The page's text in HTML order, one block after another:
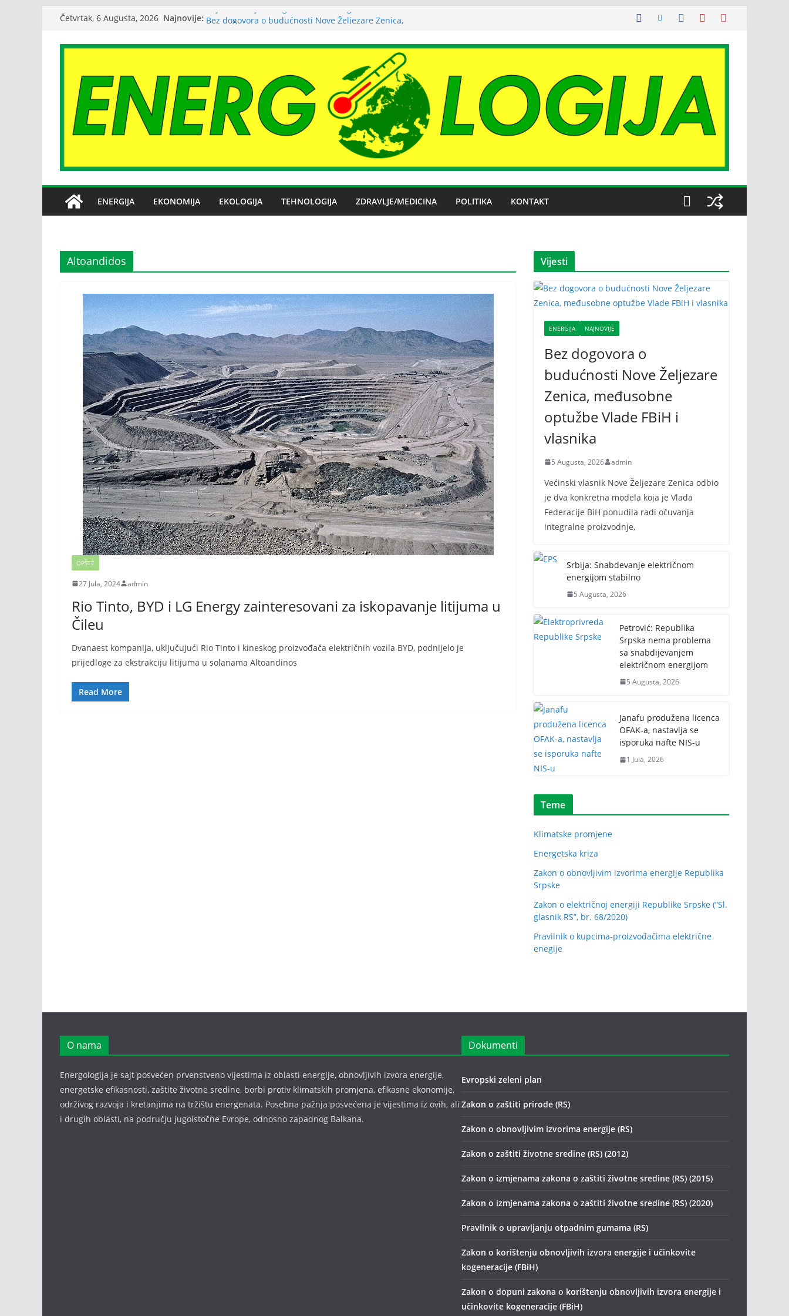
content
Četvrtak, 6 Augusta, 2026 Najnovije: Čajniče dobija energetski efikasnu zgradu
Srbija: Snabdevanje električnom energijom stabilno
Petrović: Republika Srpska nema problema sa
snabdijevanjem električnom energijom
Janafu produžena licenca OFAK-a, nastavlja se isporuka
nafte NIS-u
ENERGIJA EKONOMIJA EKOLOGIJA TEHNOLOGIJA ZDRAVLJE/MEDICINA POLITIKA KONTAKT
Altoandidos
OPŠTE
27 Jula, 2024 admin
Rio Tinto, BYD i LG Energy zainteresovani za iskopavanje litijuma u
Čileu
Dvanaest kompanija, uključujući Rio Tinto i kineskog proizvođača električnih vozila BYD, podnijelo je
prijedloge za ekstrakciju litijuma u solanama Altoandinos
Read More
Vijesti
ENERGIJA NAJNOVIJE
Bez dogovora o
budućnosti Nove Željezare
Zenica, međusobne
optužbe Vlade FBiH i
vlasnika
5 Augusta, 2026 admin
Većinski vlasnik Nove Željezare Zenica odbio
je dva konkretna modela koja je Vlada
Federacije BiH ponudila radi očuvanja
integralne proizvodnje,
Srbija: Snabdevanje električnom
energijom stabilno
5 Augusta, 2026
Petrović: Republika
Srpska nema problema
sa snabdijevanjem
električnom energijom
5 Augusta, 2026
Janafu produžena licenca
OFAK-a, nastavlja se
isporuka nafte NIS-u
1 Jula, 2026
Teme
Klimatske promjene
Energetska kriza
Zakon o obnovljivim izvorima energije Republika
Srpske
Zakon o električnoj energiji Republike Srpske (“Sl.
glasnik RS”, br. 68/2020)
Pravilnik o kupcima-proizvođačima električne
enegije
O nama
Energologija je sajt posvećen prvenstveno vijestima iz oblasti energije, obnovljivih izvora energije,
energetske efikasnosti, zaštite životne sredine, borbi protiv klimatskih promjena, efikasne ekonomije,
održivog razvoja i kretanjima na tržištu energenata. Posebna pažnja posvećena je vijestima iz ovih, ali
i drugih oblasti, na području jugoistočne Evrope, odnosno zapadnog Balkana.
Dokumenti
Evropski zeleni plan
Zakon o zaštiti prirode (RS)
Zakon o obnovljivim izvorima energije (RS)
Zakon o zaštiti životne sredine (RS) (2012)
Zakon o izmjenama zakona o zaštiti životne sredine (RS) (2015)
Zakon o izmjenama zakona o zaštiti životne sredine (RS) (2020)
Pravilnik o upravljanju otpadnim gumama (RS)
Zakon o korištenju obnovljivih izvora energije i učinkovite
kogeneracije (FBiH)
Zakon o dopuni zakona o korištenju obnovljivih izvora energije i
učinkovite kogeneracije (FBiH)